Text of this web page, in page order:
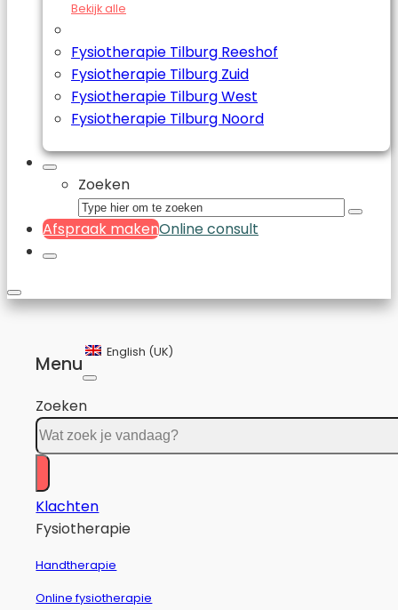
Bekijk alle
Fysiotherapie Tilburg Reeshof
Fysiotherapie Tilburg Zuid
Fysiotherapie Tilburg West
Fysiotherapie Tilburg Noord
Zoeken
Afspraak makenOnline consult
Menu
English (UK)
Zoeken
Klachten
Fysiotherapie
Handtherapie
Online fysiotherapie